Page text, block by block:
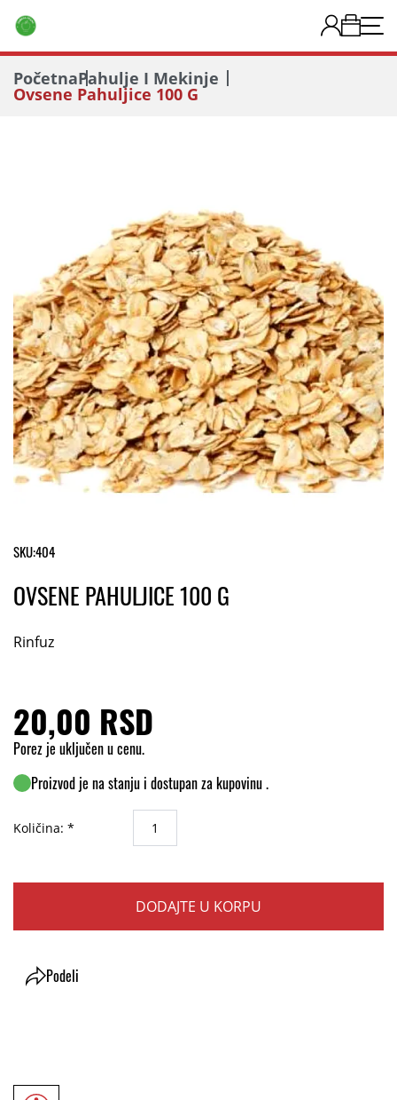
PočetnaPahulje I Mekinje
Ovsene Pahuljice 100 G
SKU:404
OVSENE PAHULJICE 100 G
Rinfuz
20,00 RSD
Porez je uključen u cenu.
Proizvod je na stanju i dostupan za kupovinu .
Količina: *
DODAJTE U KORPU
Podeli